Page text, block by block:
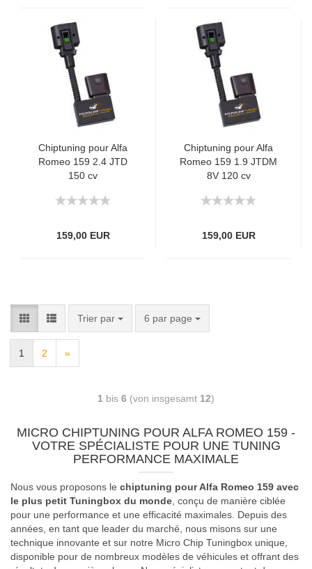
Chiptuning pour Alfa
Romeo 159 2.4 JTD
150 cv
159,00 EUR
Chiptuning pour Alfa
Romeo 159 1.9 JTDM
8V 120 cv
159,00 EUR
Trier par 6 par page
1 2 »
1 bis 6 (von insgesamt 12)
MICRO CHIPTUNING POUR ALFA ROMEO 159 -
VOTRE SPÉCIALISTE POUR UNE TUNING
PERFORMANCE MAXIMALE
Nous vous proposons le chiptuning pour Alfa Romeo 159 avec
le plus petit Tuningbox du monde , conçu de manière ciblée
pour une performance et une efficacité maximales. Depuis des
années, en tant que leader du marché, nous misons sur une
technique innovante et sur notre Micro Chip Tuningbox unique,
disponible pour de nombreux modèles de véhicules et offrant des